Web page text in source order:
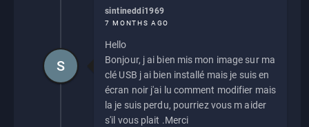
sintineddi1969
7 MONTHS AGO
Hello
Bonjour, j ai bien mis mon image sur ma
clé USB j ai bien installé mais je suis en
écran noir j'ai lu comment modifier mais
la je suis perdu, pourriez vous m aider
s'il vous plait .Merci
S